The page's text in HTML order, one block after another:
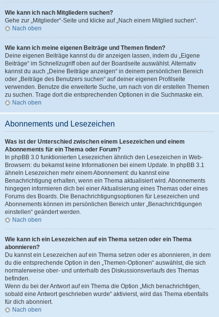
Wie kann ich nach Mitgliedern suchen?
Gehe zur „Mitglieder“-Seite und klicke auf „Nach einem Mitglied suchen“.
Nach oben
Wie kann ich meine eigenen Beiträge und Themen finden?
Deine eigenen Beiträge kannst du dir anzeigen lassen, indem du „Eigene
Beiträge“ im Schnellzugriff oben auf der Boardseite auswählst. Alternativ
kannst du auch „Deine Beiträge anzeigen“ in deinem persönlichen Bereich
oder „Beiträge des Benutzers suchen“ auf deiner eigenen Profilseite
verwenden. Benutze die erweiterte Suche, um nach von dir erstellen Themen
zu suchen. Trage dort die entsprechenden Optionen in die Suchmaske ein.
Nach oben
Abonnements und Lesezeichen
Was ist der Unterschied zwischen einem Lesezeichen und einem
Abonnements für ein Thema oder Forum?
In phpBB 3.0 funktionierten Lesezeichen ähnlich den Lesezeichen in Web-
Browsern: du bekamst keine Informationen bei einem Update. In phpBB 3.1
ähneln Lesezeichen mehr einem Abonnement: du kannst eine
Benachrichtigung erhalten, wenn ein Thema aktualisiert wird. Abonnements
hingegen informieren dich bei einer Aktualisierung eines Themas oder eines
Forums des Boards. Die Benachrichtigungsoptionen für Lesezeichen und
Abonnements können im persönlichen Bereich unter „Benachrichtigungen
einstellen“ geändert werden.
Nach oben
Wie kann ich ein Lesezeichen auf ein Thema setzen oder ein Thema
abonnieren?
Du kannst ein Lesezeichen auf ein Thema setzen oder es abonnieren, in dem
du die entsprechende Option in den „Themen-Optionen“ auswählst, die sich
normalerweise ober- und unterhalb des Diskussionsverlaufs des Themas
befinden.
Wenn du bei der Antwort auf ein Thema die Option „Mich benachrichtigen,
sobald eine Antwort geschrieben wurde“ aktivierst, wird das Thema ebenfalls
für dich abonniert.
Nach oben